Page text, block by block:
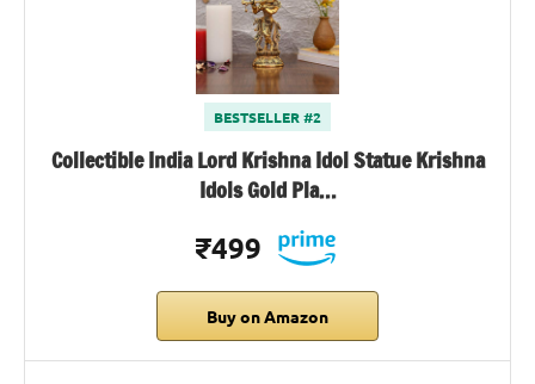
BESTSELLER #2
Collectible India Lord Krishna Idol Statue Krishna
Idols Gold Pla…
₹499
Buy on Amazon